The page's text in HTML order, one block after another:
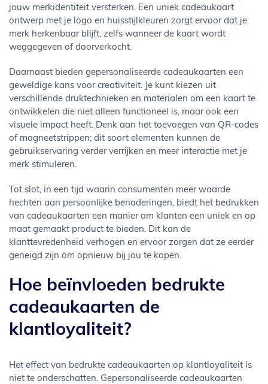
jouw merkidentiteit versterken. Een uniek cadeaukaart
ontwerp met je logo en huisstijlkleuren zorgt ervoor dat je
merk herkenbaar blijft, zelfs wanneer de kaart wordt
weggegeven of doorverkocht.
Daarnaast bieden gepersonaliseerde cadeaukaarten een
geweldige kans voor creativiteit. Je kunt kiezen uit
verschillende druktechnieken en materialen om een kaart te
ontwikkelen die niet alleen functioneel is, maar ook een
visuele impact heeft. Denk aan het toevoegen van QR-codes
of magneetstrippen; dit soort elementen kunnen de
gebruikservaring verder verrijken en meer interactie met je
merk stimuleren.
Tot slot, in een tijd waarin consumenten meer waarde
hechten aan persoonlijke benaderingen, biedt het bedrukken
van cadeaukaarten een manier om klanten een uniek en op
maat gemaakt product te bieden. Dit kan de
klanttevredenheid verhogen en ervoor zorgen dat ze eerder
geneigd zijn om opnieuw bij jou te kopen.
Hoe beïnvloeden bedrukte
cadeaukaarten de
klantloyaliteit?
Het effect van bedrukte cadeaukaarten op klantloyaliteit is
niet te onderschatten. Gepersonaliseerde cadeaukaarten